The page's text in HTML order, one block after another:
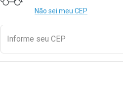
Não sei meu CEP
Informe seu CEP